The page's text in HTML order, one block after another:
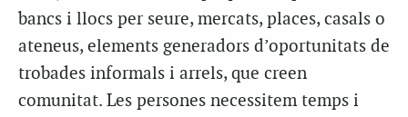
bancs i llocs per seure, mercats, places, casals o
ateneus, elements generadors d’oportunitats de
trobades informals i arrels, que creen
comunitat. Les persones necessitem temps i